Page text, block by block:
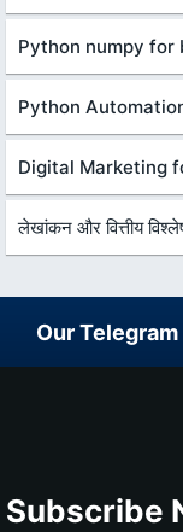
Python numpy for
Python
Digital Marketing
लेखांकन और वित्तीय
Our
Subscribe